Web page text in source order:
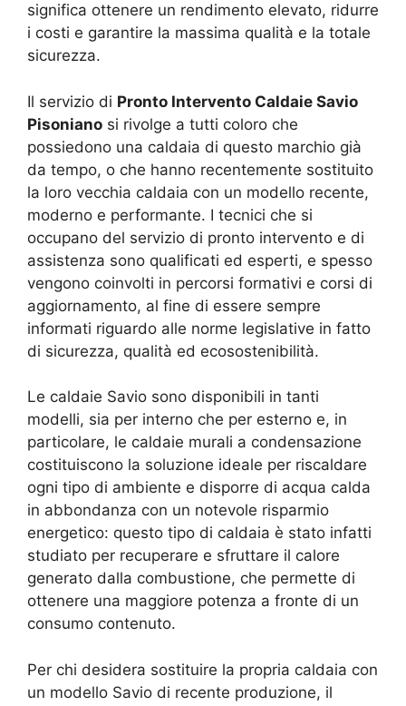
significa ottenere un rendimento elevato, ridurre
i costi e garantire la massima qualità e la totale
sicurezza.
Il servizio di Pronto Intervento Caldaie Savio
Pisoniano si rivolge a tutti coloro che
possiedono una caldaia di questo marchio già
da tempo, o che hanno recentemente sostituito
la loro vecchia caldaia con un modello recente,
moderno e performante. I tecnici che si
occupano del servizio di pronto intervento e di
assistenza sono qualificati ed esperti, e spesso
vengono coinvolti in percorsi formativi e corsi di
aggiornamento, al fine di essere sempre
informati riguardo alle norme legislative in fatto
di sicurezza, qualità ed ecosostenibilità.
Le caldaie Savio sono disponibili in tanti
modelli, sia per interno che per esterno e, in
particolare, le caldaie murali a condensazione
costituiscono la soluzione ideale per riscaldare
ogni tipo di ambiente e disporre di acqua calda
in abbondanza con un notevole risparmio
energetico: questo tipo di caldaia è stato infatti
studiato per recuperare e sfruttare il calore
generato dalla combustione, che permette di
ottenere una maggiore potenza a fronte di un
consumo contenuto.
Per chi desidera sostituire la propria caldaia con
un modello Savio di recente produzione, il